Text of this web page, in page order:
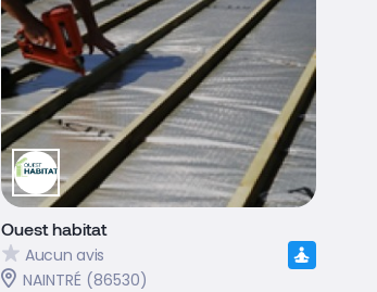
Ouest habitat
Aucun avis
NAINTRÉ (86530)